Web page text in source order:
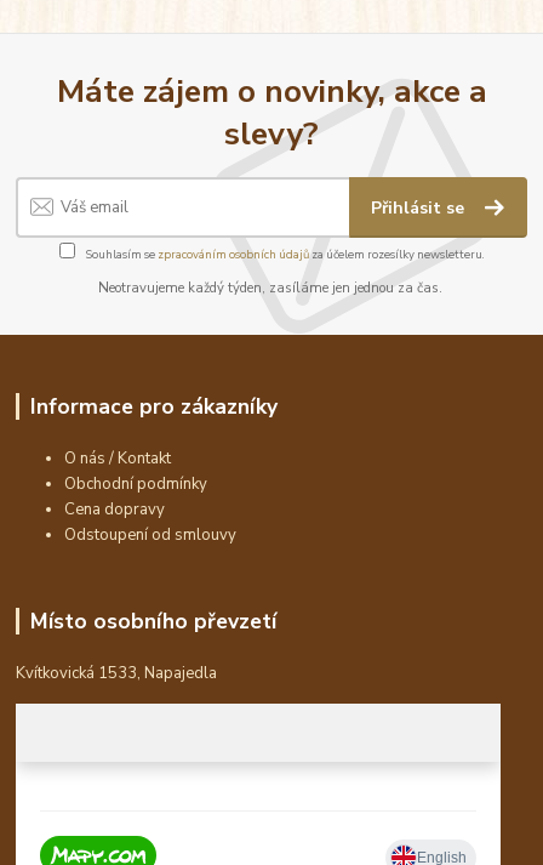
Máte zájem o novinky, akce a
slevy?
Přihlásit se
Souhlasím se zpracováním osobních údajůza účelem rozesílky newsletteru.
Neotravujeme každý týden, zasíláme jen jednou za čas.
Informace pro zákazníky
O nás / Kontakt
Obchodní podmínky
Cena dopravy
Odstoupení od smlouvy
Místo osobního převzetí
Kvítkovická 1533, Napajedla